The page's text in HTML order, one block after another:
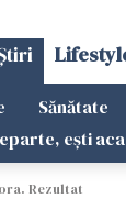
Sănătate
ești
Rezultat